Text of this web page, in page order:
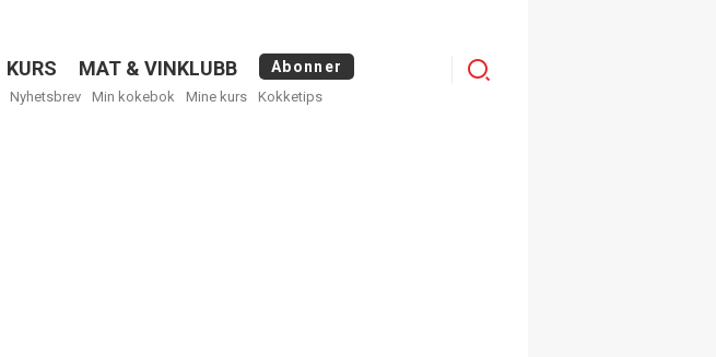
KURS MAT & VINKLUBB Abonner
Nyhetsbrev Min kokebok Mine kurs Kokketips
Logg